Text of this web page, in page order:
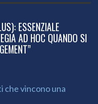
ESSENZIALE
AD HOC QUANDO SI